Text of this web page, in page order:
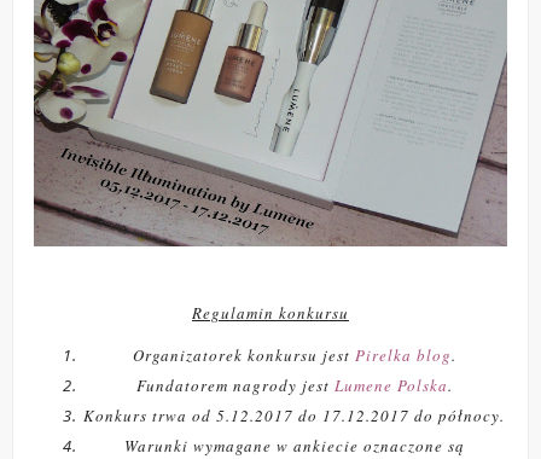
Regulamin konkursu
Organizatorek konkursu jest Pirelka blog.
Fundatorem nagrody jest Lumene Polska.
Konkurs trwa od 5.12.2017 do 17.12.2017 do północy.
Warunki wymagane w ankiecie oznaczone są